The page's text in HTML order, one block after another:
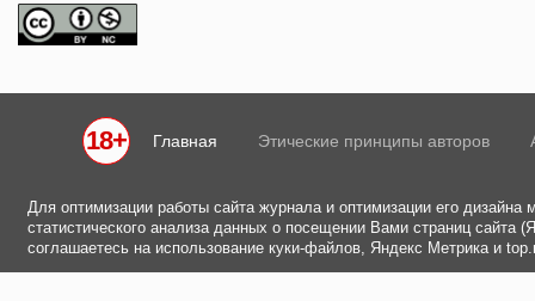
18+ Главная Этические принципы авторов
Для оптимизации работы сайта журнала и оптимизации его
статистического анализа данных о посещении Вами страниц
соглашаетесь на использование куки-файлов, Яндекс Метрика и